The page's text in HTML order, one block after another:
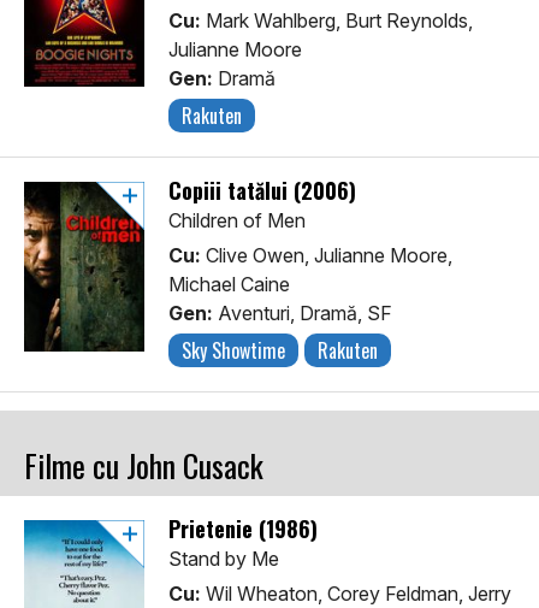
Cu: Mark Wahlberg, Burt Reynolds,
Julianne Moore
Gen: Dramă
Rakuten
Copiii tatălui (2006)
Children of Men
Cu: Clive Owen, Julianne Moore,
Michael Caine
Gen: Aventuri, Dramă, SF
Sky Showtime Rakuten
Filme cu John Cusack
Prietenie (1986)
Stand by Me
Cu: Wil Wheaton, Corey Feldman, Jerry